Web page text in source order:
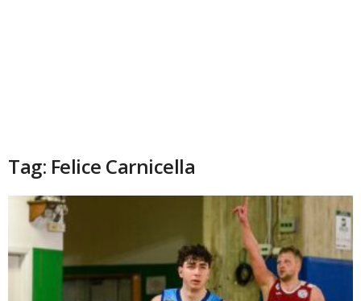
Tag: Felice Carnicella